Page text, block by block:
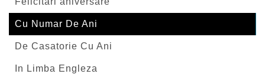
Cu Numar De Ani
De Casatorie Cu Ani
In Limba Engleza